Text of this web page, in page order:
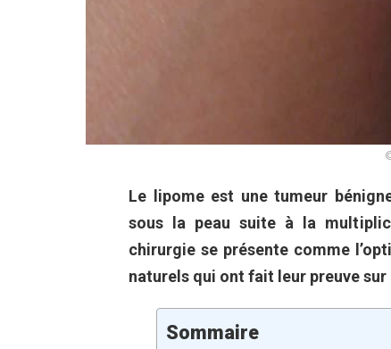
Le lipome est une tumeur
sous la peau suite à la
chirurgie se présente comme
naturels qui ont fait leur preuve
Sommaire